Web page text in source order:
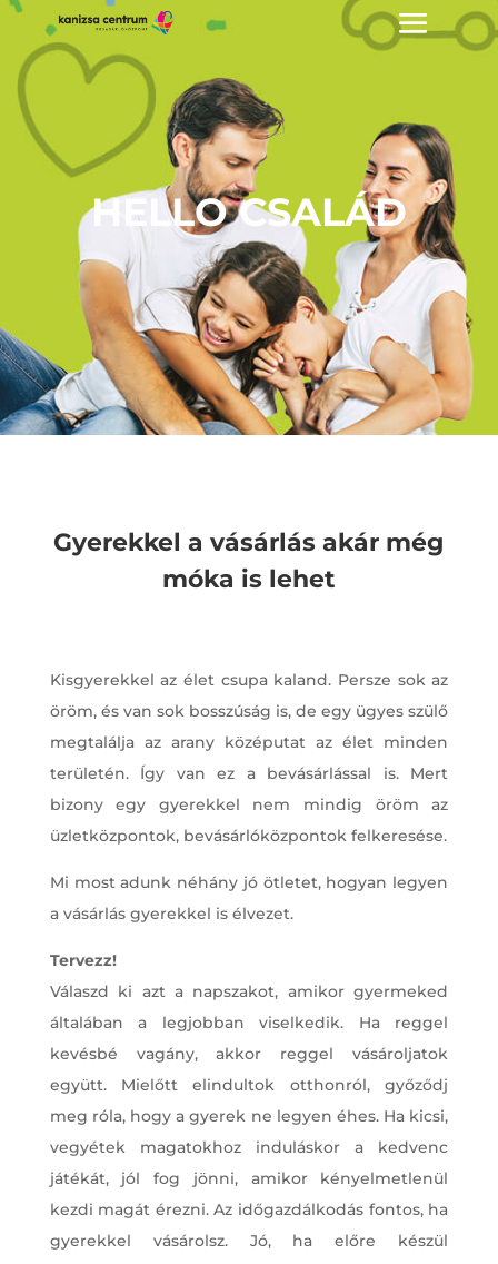
HELLO CSALÁD
Gyerekkel a vásárlás akár még
móka is lehet
Kisgyerekkel az élet csupa kaland. Persze sok az
öröm, és van sok bosszúság is, de egy ügyes szülő
megtalálja az arany középutat az élet minden
területén. Így van ez a bevásárlással is. Mert
bizony egy gyerekkel nem mindig öröm az
üzletközpontok, bevásárlóközpontok felkeresése.
Mi most adunk néhány jó ötletet, hogyan legyen
a vásárlás gyerekkel is élvezet.
Tervezz!
Válaszd ki azt a napszakot, amikor gyermeked
általában a legjobban viselkedik. Ha reggel
kevésbé vagány, akkor reggel vásároljatok
együtt. Mielőtt elindultok otthonról, győződj
meg róla, hogy a gyerek ne legyen éhes. Ha kicsi,
vegyétek magatokhoz induláskor a kedvenc
játékát, jól fog jönni, amikor kényelmetlenül
kezdi magát érezni. Az időgazdálkodás fontos, ha
gyerekkel vásárolsz. Jó, ha előre készül